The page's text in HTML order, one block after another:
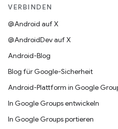
VERBINDEN
@Android auf X
@AndroidDev auf X
Android-Blog
Blog für Google-Sicherheit
Android-Plattform in Google
In Google Groups entwickeln
In Google Groups portieren